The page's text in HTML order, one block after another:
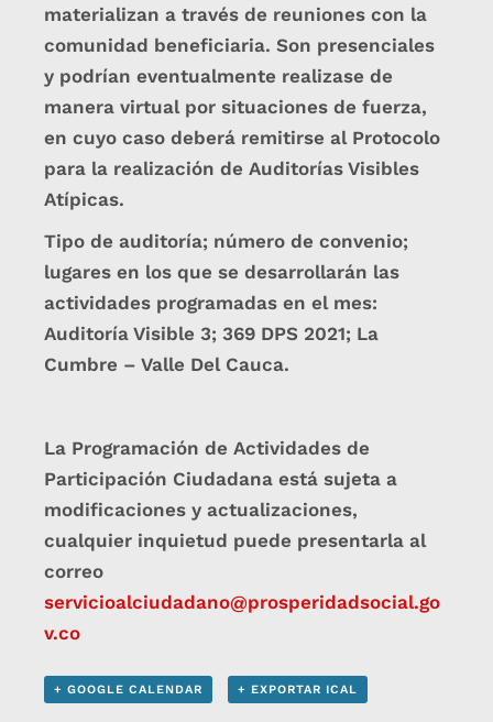
materializan a través de reuniones con la
comunidad beneficiaria. Son presenciales
y podrían eventualmente realizase de
manera virtual por situaciones de fuerza,
en cuyo caso deberá remitirse al Protocolo
para la realización de Auditorías Visibles
Atípicas.
Tipo de auditoría; número de convenio;
lugares en los que se desarrollarán las
actividades programadas en el mes:
Auditoría Visible 3; 369 DPS 2021; La
Cumbre – Valle Del Cauca.
La Programación de Actividades de
Participación Ciudadana está sujeta a
modificaciones y actualizaciones,
cualquier inquietud puede presentarla al
correo
servicioalciudadano@prosperidadsocial.go
v.co
+ GOOGLE CALENDAR + EXPORTAR ICAL